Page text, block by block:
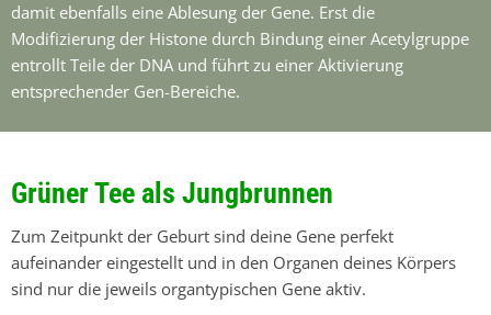
damit ebenfalls eine Ablesung der Gene. Erst die
Modifizierung der Histone durch Bindung einer Acetylgruppe
entrollt Teile der DNA und führt zu einer Aktivierung
entsprechender Gen-Bereiche.
Grüner Tee als Jungbrunnen
Zum Zeitpunkt der Geburt sind deine Gene perfekt
aufeinander eingestellt und in den Organen deines Körpers
sind nur die jeweils organtypischen Gene aktiv.